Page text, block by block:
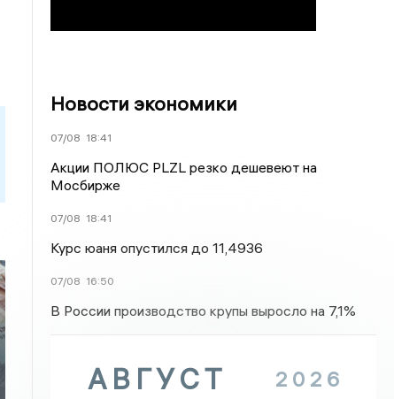
Новости экономики
07/08 18:41
Акции ПОЛЮС PLZL резко дешевеют на
Мосбирже
07/08 18:41
Курс юаня опустился до 11,4936
07/08 16:50
В России производство крупы выросло на 7,1%
АВГУСТ 2026